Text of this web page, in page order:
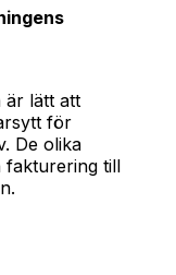
är lätt att
för
De olika
fakturering till